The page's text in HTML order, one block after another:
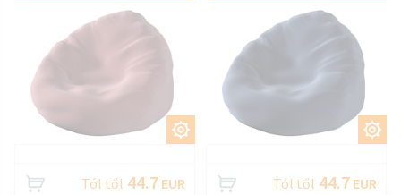
TESTRESZAB
Tól től 44.7 EUR
TESTRESZAB
Tól től 44.7 EUR